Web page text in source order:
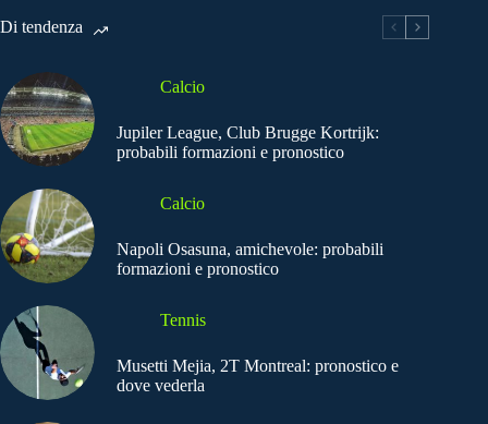
Di tendenza
Calcio
Jupiler League, Club Brugge Kortrijk:
probabili formazioni e pronostico
Calcio
Napoli Osasuna, amichevole: probabili
formazioni e pronostico
Tennis
Musetti Mejia, 2T Montreal: pronostico e
dove vederla